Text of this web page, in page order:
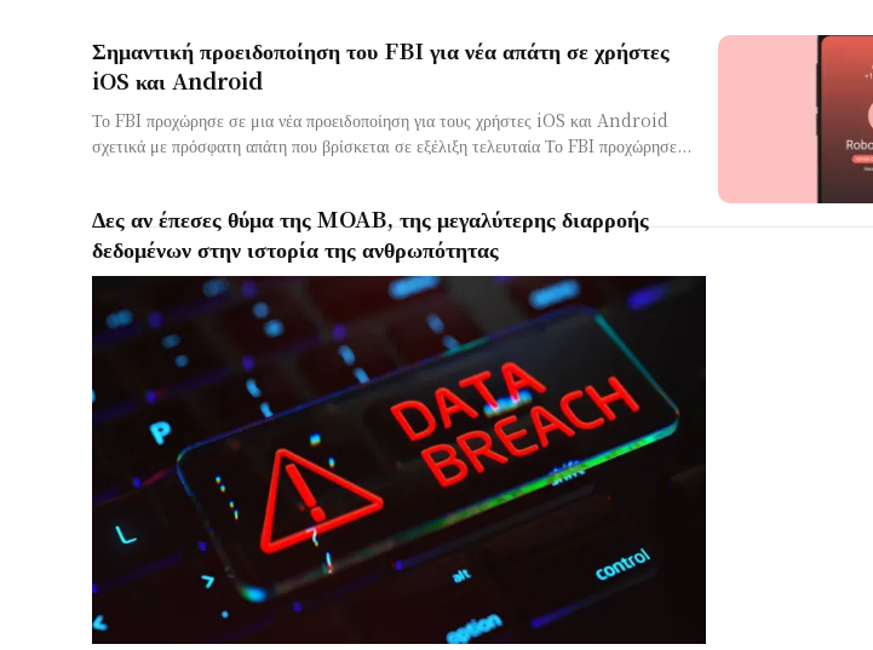
Σημαντική προειδοποίηση του FBI για νέα απάτη σε χρήστες
iOS και Android
Το FBI προχώρησε σε μια νέα προειδοποίηση για τους χρήστες iOS και Android
σχετικά με πρόσφατη απάτη που βρίσκεται σε εξέλιξη τελευταία Το FBI προχώρησε...
Δες αν έπεσες θύμα της MOAB, της μεγαλύτερης διαρροής
δεδομένων στην ιστορία της ανθρωπότητας